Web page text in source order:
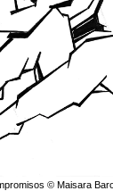
© Maisara